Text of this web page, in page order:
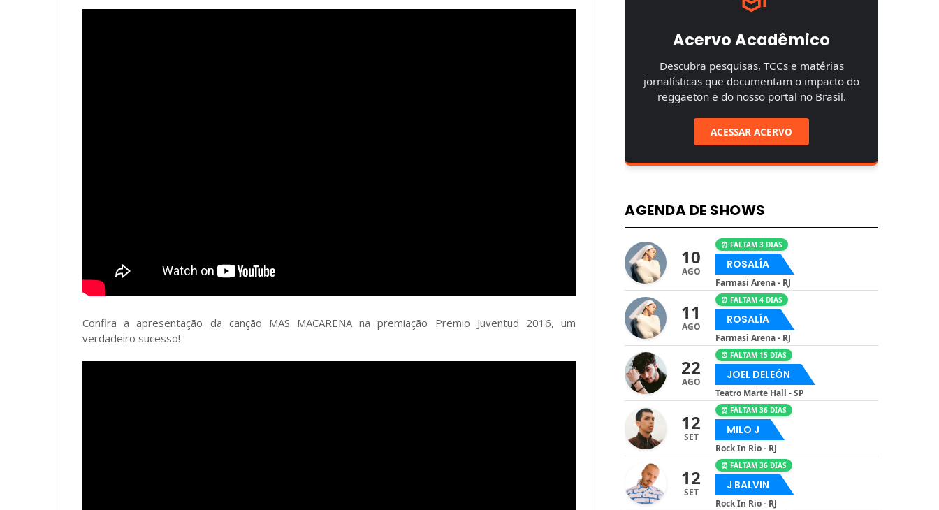
Confira a apresentação da canção MAS MACARENA na premiação Premio Juventud 2016, um
verdadeiro sucesso!
Acervo Acadêmico
Descubra pesquisas, TCCs e matérias
jornalísticas que documentam o impacto do
reggaeton e do nosso portal no Brasil.
ACESSAR ACERVO
AGENDA DE SHOWS
10
AGO
⏰ FALTAM 3 DIAS
ROSALÍA
Farmasi Arena - RJ
11
AGO
⏰ FALTAM 4 DIAS
ROSALÍA
Farmasi Arena - RJ
22
AGO
⏰ FALTAM 15 DIAS
JOEL DELEÓN
Teatro Marte Hall - SP
12
SET
⏰ FALTAM 36 DIAS
MILO J
Rock In Rio - RJ
12
SET
⏰ FALTAM 36 DIAS
J BALVIN
Rock In Rio - RJ